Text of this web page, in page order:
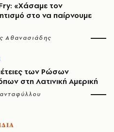
«Χάσαμε τον
στο να παίρνουμε
Αθανασιάδης
των Ρώσων
στη Λατινική Αμερική